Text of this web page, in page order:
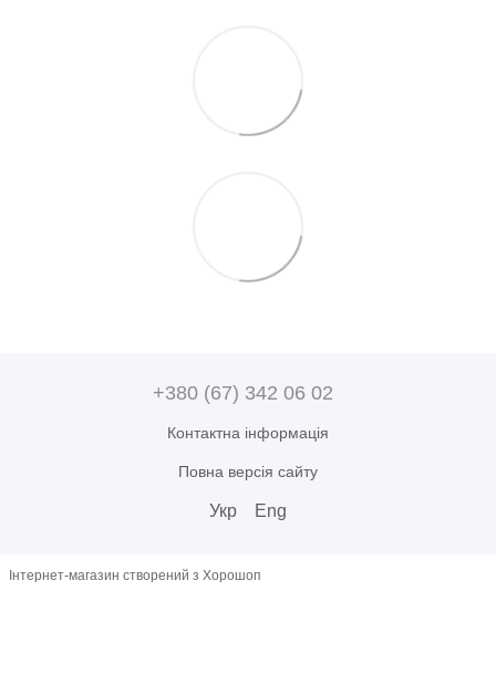
+380 (67) 342 06 02
Контактна інформація
Повна версія сайту
Укр Eng
Інтернет-магазин створений з Хорошоп